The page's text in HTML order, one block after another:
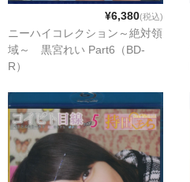
¥6,380(税込)
ニーハイコレクション～絶対領
域～ 黒宮れい Part6（BD-
R）